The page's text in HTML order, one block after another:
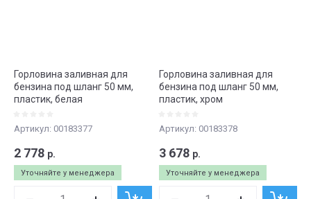
Горловина заливная для
бензина под шланг 50 мм,
пластик, белая
Артикул: 00183377
Уточняйте у менеджера
2 778 р.
Горловина заливная для
бензина под шланг 50 мм,
пластик, хром
Артикул: 00183378
Уточняйте у менеджера
3 678 р.